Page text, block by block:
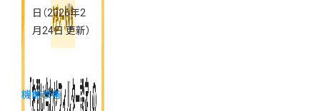
日 （2026年2
月24日 更新）
機能改善